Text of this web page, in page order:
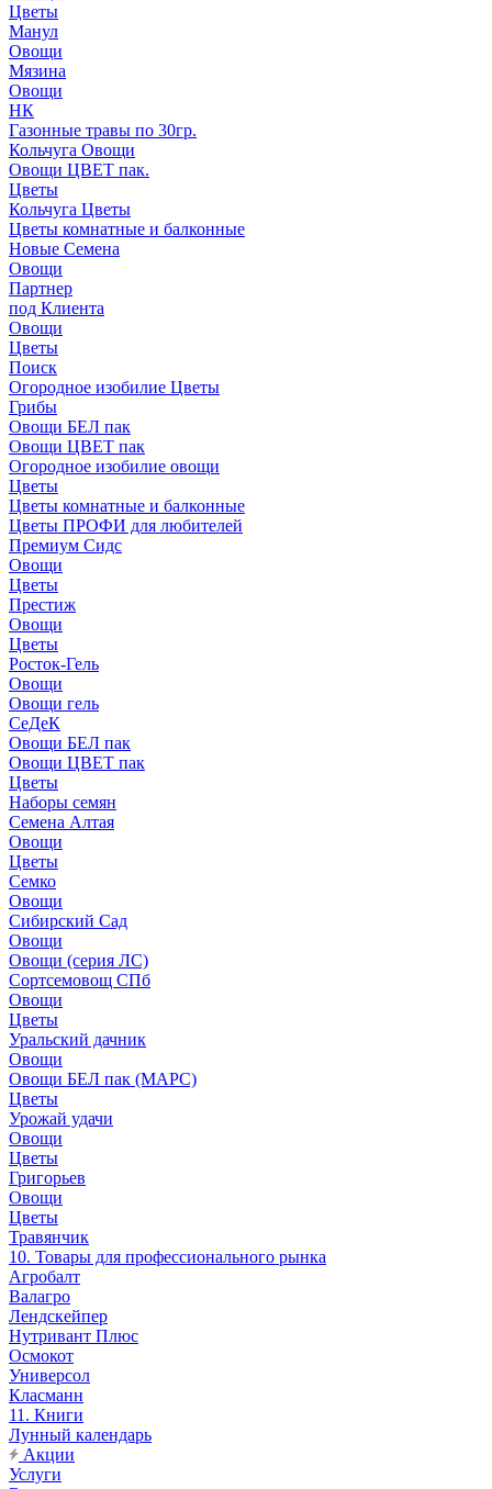
Цветы
Манул
Овощи
Мязина
Овощи
НК
Газонные травы по 30гр.
Кольчуга Овощи
Овощи ЦВЕТ пак.
Цветы
Кольчуга Цветы
Цветы комнатные и балконные
Новые Семена
Овощи
Партнер
под Клиента
Овощи
Цветы
Поиск
Огородное изобилие Цветы
Грибы
Овощи БЕЛ пак
Овощи ЦВЕТ пак
Огородное изобилие овощи
Цветы
Цветы комнатные и балконные
Цветы ПРОФИ для любителей
Премиум Сидс
Овощи
Цветы
Престиж
Овощи
Цветы
Росток-Гель
Овощи
Овощи гель
СеДеК
Овощи БЕЛ пак
Овощи ЦВЕТ пак
Цветы
Наборы семян
Семена Алтая
Овощи
Цветы
Семко
Овощи
Сибирский Сад
Овощи
Овощи (серия ЛС)
Сортсемовощ СПб
Овощи
Цветы
Уральский дачник
Овощи
Овощи БЕЛ пак (МАРС)
Цветы
Урожай удачи
Овощи
Цветы
Григорьев
Овощи
Цветы
Травянчик
10. Товары для профессионального рынка
Агробалт
Валагро
Лендскейпер
Нутривант Плюс
Осмокот
Универсол
Класманн
11. Книги
Лунный календарь
Акции
Услуги